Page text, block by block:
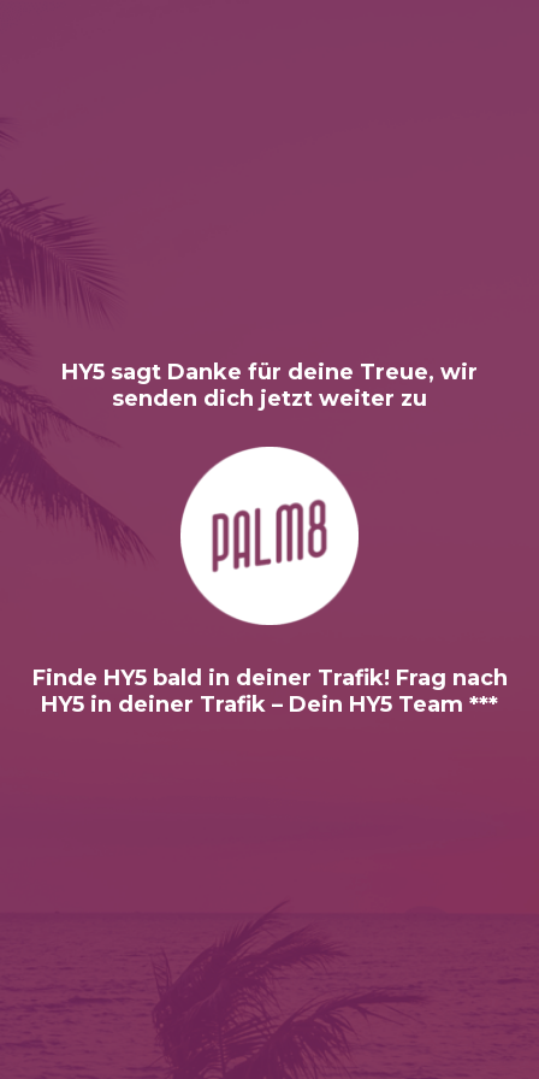
HY5 sagt Danke für deine Treue, wir
senden dich jetzt weiter zu
Finde HY5 bald in deiner Trafik! Frag nach
HY5 in deiner Trafik – Dein HY5 Team ***